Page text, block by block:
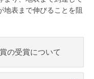
地表まで伸びることを阻
の受賞について